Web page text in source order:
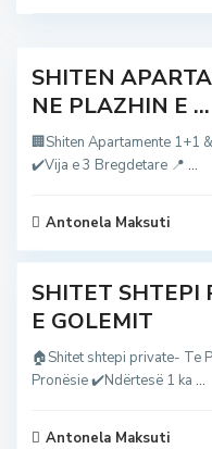
SHITEN
NE PLAZHIN E ...
🏢Shiten Apartamente 1+1
✔️Vija e 3 Bregdetare 📍 ...
Antonela Maksuti
G
o
e
m
,
l
e
m
SHITET SHTEPI
E GOLEMIT
🏠Shitet shtepi private- Te
Pronësie ✔️Ndërtesë 1 ka ...
Antonela Maksuti
G
o
e
m
,
l